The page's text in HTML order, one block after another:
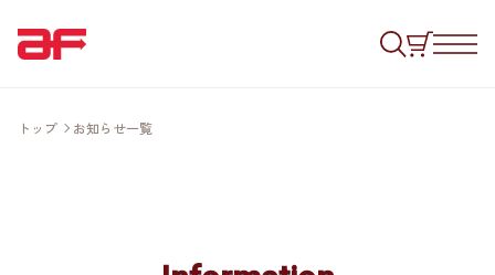
トップ お知らせ一覧